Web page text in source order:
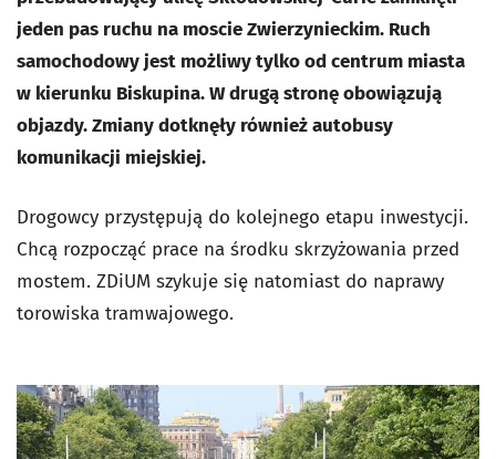
jeden pas ruchu na moscie Zwierzynieckim. Ruch
samochodowy jest możliwy tylko od centrum miasta
w kierunku Biskupina. W drugą stronę obowiązują
objazdy. Zmiany dotknęły również autobusy
komunikacji miejskiej.
Drogowcy przystępują do kolejnego etapu inwestycji.
Chcą rozpocząć prace na środku skrzyżowania przed
mostem. ZDiUM szykuje się natomiast do naprawy
torowiska tramwajowego.